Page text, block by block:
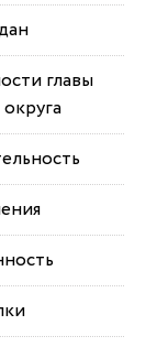
главы